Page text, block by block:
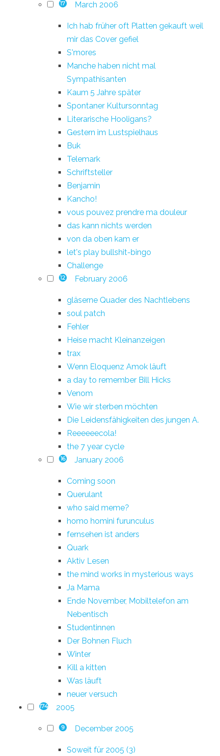
17 March 2006
Ich hab früher oft Platten gekauft weil
mir das Cover gefiel
S'mores
Manche haben nicht mal
Sympathisanten
Kaum 5 Jahre später
Spontaner Kultursonntag
Literarische Hooligans?
Gestern im Lustspielhaus
Buk
Telemark
Schriftsteller
Benjamin
Kancho!
vous pouvez prendre ma douleur
das kann nichts werden
von da oben kam er
let's play bullshit-bingo
Challenge
12 February 2006
gläserne Quader des Nachtlebens
soul patch
Fehler
Heise macht Kleinanzeigen
trax
Wenn Eloquenz Amok läuft
a day to remember Bill Hicks
Venom
Wie wir sterben möchten
Die Leidensfähigkeiten des jungen A.
Reeeeeecola!
the 7 year cycle
16 January 2006
Coming soon
Querulant
who said meme?
homo homini furunculus
fernsehen ist anders
Quark
Aktiv Lesen
the mind works in mysterious ways
Ja Mama
Ende November, Mobiltelefon am
Nebentisch
Studentinnen
Der Bohnen Fluch
Winter
Kill a kitten
Was läuft
neuer versuch
174 2005
9 December 2005
Soweit für 2005 (3)